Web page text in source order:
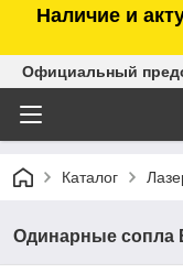
Наличие и
Официальный
Каталог
Одинарные сопла